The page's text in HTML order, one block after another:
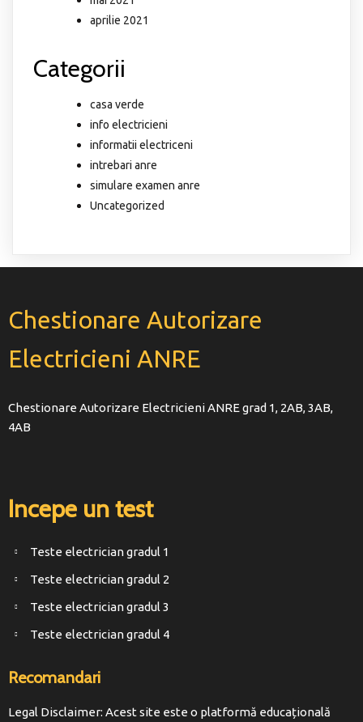
aprilie 2021
Categorii
casa verde
info electricieni
informatii electriceni
intrebari anre
simulare examen anre
Uncategorized
Chestionare Autorizare
Electricieni ANRE
Chestionare Autorizare Electricieni ANRE grad 1, 2AB, 3AB,
4AB
Incepe un test
Teste electrician gradul 1
Teste electrician gradul 2
Teste electrician gradul 3
Teste electrician gradul 4
Recomandari
Legal Disclaimer: Acest site este o platformă educațională